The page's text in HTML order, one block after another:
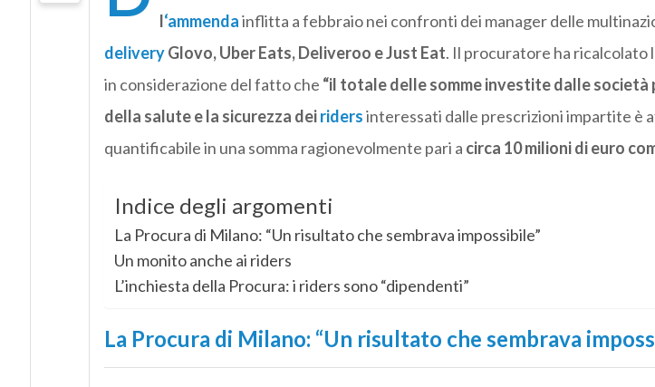
l‘ammendainflitta a febbraio nei confronti dei manager delle
deliveryGlovo, Uber Eats, Deliveroo e Just Eat. Il procuratore ha ricalcolato
in considerazione del fatto che “il totale delle somme investite dalle società
della salute e la sicurezza deiridersinteressati dalle prescrizioni impartite è
quantificabile in una somma ragionevolmente pari a circa 10 milioni di euro
Indice degli argomenti
La Procura di Milano: “Un risultato che sembrava impossibile”
Un monito anche ai riders
L’inchiesta della Procura: i riders sono “dipendenti”
La Procura di Milano: “Un risultato che sembrava